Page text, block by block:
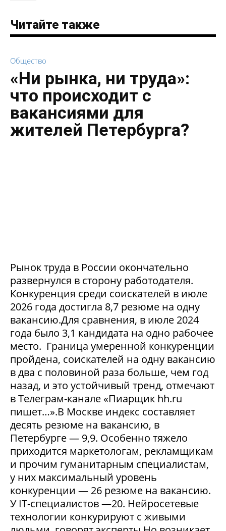
Читайте также
Общество
«Ни рынка, ни труда»:
что происходит с
вакансиями для
жителей Петербурга?
Рынок труда в России окончательно
развернулся в сторону работодателя.
Конкуренция среди соискателей в июле
2026 года достигла 8,7 резюме на одну
вакансию.Для сравнения, в июле 2024
года было 3,1 кандидата на одно рабочее
место. Граница умеренной конкуренции
пройдена, соискателей на одну вакансию
в два с половиной раза больше, чем год
назад, и это устойчивый тренд, отмечают
в Телеграм-канале «Пиарщик hh.ru
пишет…».В Москве индекс составляет
десять резюме на вакансию, в
Петербурге — 9,9. Особенно тяжело
приходится маркетологам, рекламщикам
и прочим гуманитарным специалистам,
у них максимальный уровень
конкуренции — 26 резюме на вакансию.
У IT-специалистов —20. Нейросетевые
технологии конкурируют с живыми